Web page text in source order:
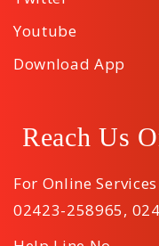
Youtube
Download App
Reach Us
For Online
02423-258965,